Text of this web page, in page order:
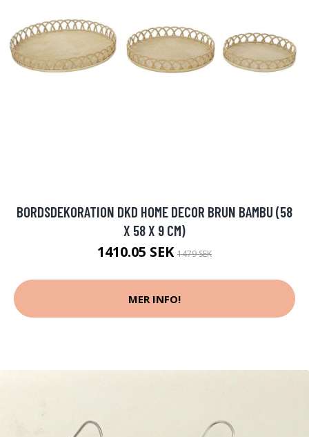
BORDSDEKORATION DKD HOME DECOR BRUN BAMBU (58
X 58 X 9 CM)
1410.05 SEK 1479 SEK
MER INFO!